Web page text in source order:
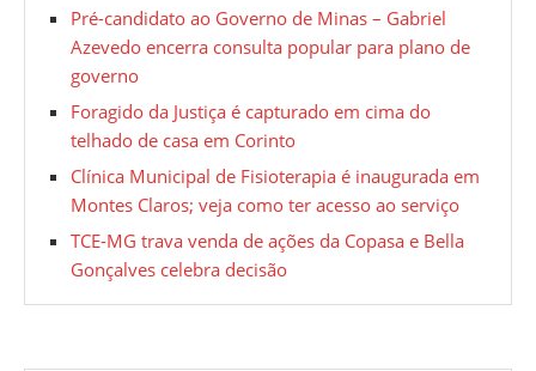
Pré-candidato ao Governo de Minas – Gabriel
Azevedo encerra consulta popular para plano de
governo
Foragido da Justiça é capturado em cima do
telhado de casa em Corinto
Clínica Municipal de Fisioterapia é inaugurada em
Montes Claros; veja como ter acesso ao serviço
TCE-MG trava venda de ações da Copasa e Bella
Gonçalves celebra decisão